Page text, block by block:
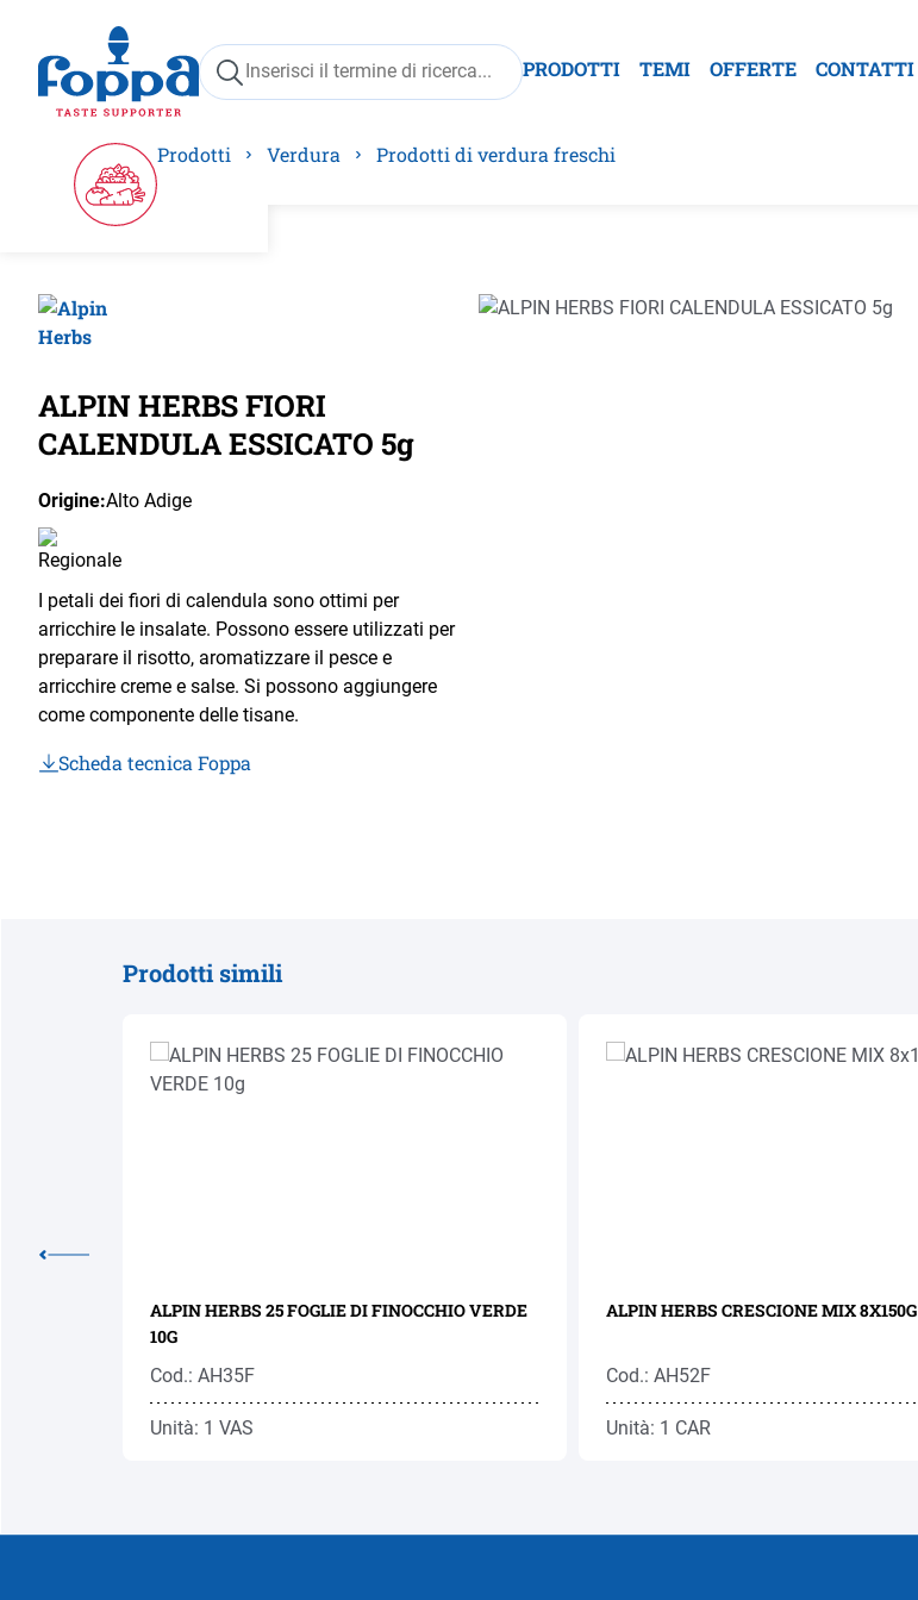
Passa alla navigazione principale
PRODOTTI TEMI OFFERTE CONTATTI
Prodotti Verdura Prodotti di verdura freschi
ALPIN HERBS FIORI
CALENDULA ESSICATO 5g
Origine:Alto Adige
I petali dei fiori di calendula sono ottimi per
arricchire le insalate. Possono essere utilizzati per
preparare il risotto, aromatizzare il pesce e
arricchire creme e salse. Si possono aggiungere
come componente delle tisane.
Scheda tecnica Foppa
Salta la galleria di immagini
Prodotti simili
ALPIN HERBS 25 FOGLIE DI FINOCCHIO VERDE
10G
Cod.: AH35F
Unità: 1 VAS
ALPIN HERBS CRESCIONE MIX 8X150G
Cod.: AH52F
Unità: 1 CAR